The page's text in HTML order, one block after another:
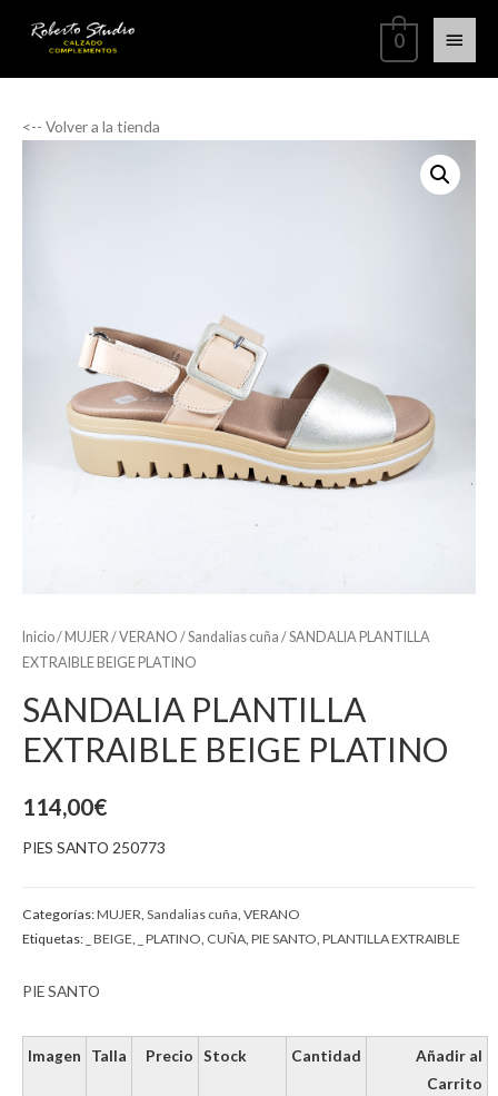
0
<-- Volver a la tienda
Inicio/ MUJER /VERANO /Sandalias cuña / SANDALIA PLANTILLA
EXTRAIBLE BEIGE PLATINO
SANDALIA PLANTILLA
EXTRAIBLE BEIGE PLATINO
114,00€
PIES SANTO 250773
Categorías:MUJER Sandalias cuña VERANO
Etiquetas: _ BEIGE _ PLATINO CUÑA PIE SANTO PLANTILLA EXTRAIBLE
PIE SANTO
Imagen Talla Precio Stock Cantidad
Añadir al
Carrito